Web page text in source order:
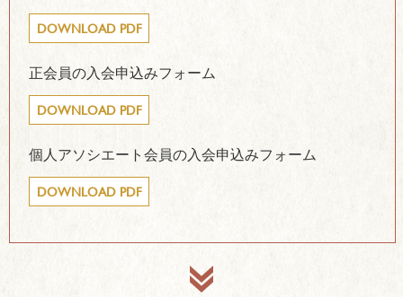
DOWNLOAD PDF
正会員の入会申込みフォーム
DOWNLOAD PDF
個人アソシエート会員の入会申込みフォーム
DOWNLOAD PDF